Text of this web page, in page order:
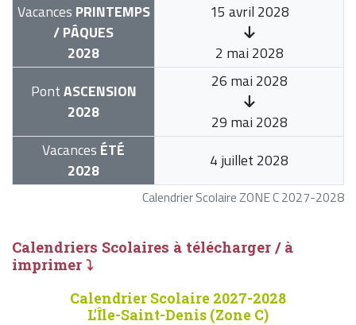
Calendrier Scolaire ZONE C 2027-2028
Vacances PRINTEMPS
/ PÂQUES
2028
15 avril 2028
2 mai 2028
PontASCENSION
2028
26 mai 2028
29 mai 2028
Vacances ÉTÉ
2028
4 juillet 2028
Calendriers Scolaires à télécharger / à
imprimer ⤵
Calendrier Scolaire 2027-2028
L'Île-Saint-Denis (Zone C)